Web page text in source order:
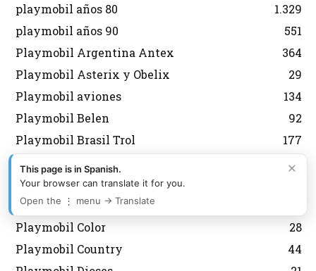
playmobil años 80
1.329
playmobil años 90
551
Playmobil Argentina Antex
364
Playmobil Asterix y Obelix
29
Playmobil aviones
134
Playmobil Belen
92
Playmobil Brasil Trol
177
Playmobil City
Playmobil Coleccionista
Playmobil Color
28
Playmobil Country
44
×
This page is in Spanish.
Your browser can translate it for you.
Open the ⋮ menu → Translate